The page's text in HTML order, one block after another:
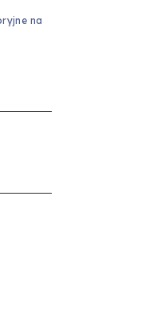
na